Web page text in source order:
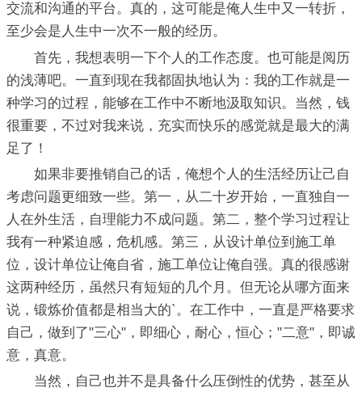
交流和沟通的平台。真的，这可能是俺人生中又一转折，
至少会是人生中一次不一般的经历。
首先，我想表明一下个人的工作态度。也可能是阅历
的浅薄吧。一直到现在我都固执地认为：我的工作就是一
种学习的过程，能够在工作中不断地汲取知识。当然，钱
很重要，不过对我来说，充实而快乐的感觉就是最大的满
足了！
如果非要推销自己的话，俺想个人的生活经历让己自
考虑问题更细致一些。第一，从二十岁开始，一直独自一
人在外生活，自理能力不成问题。第二，整个学习过程让
我有一种紧迫感，危机感。第三，从设计单位到施工单
位，设计单位让俺自省，施工单位让俺自强。真的很感谢
这两种经历，虽然只有短短的几个月。但无论从哪方面来
说，锻炼价值都是相当大的`。在工作中，一直是严格要求
自己，做到了"三心"，即细心，耐心，恒心；"二意"，即诚
意，真意。
当然，自己也并不是具备什么压倒性的优势，甚至从